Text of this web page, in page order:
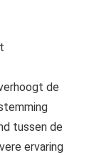
de
tussen de
ervaring